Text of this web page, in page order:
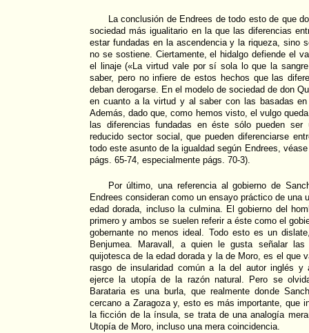
La conclusión de Endrees de todo esto de que
sociedad más igualitario en la que las diferencias
estar fundadas en la ascendencia y la riqueza, sino
no se sostiene. Ciertamente, el hidalgo defiende el
el linaje («La virtud vale por sí sola lo que la
saber, pero no infiere de estos hechos que las
deban derogarse. En el modelo de sociedad de don
en cuanto a la virtud y al saber con las basadas
Además, dado que, como hemos visto, el vulgo
las diferencias fundadas en éste sólo pueden
reducido sector social, que pueden diferenciarse
todo este asunto de la igualdad según Endrees,
págs. 65-74, especialmente págs. 70-3).
Por último, una referencia al gobierno de
Endrees consideran como un ensayo práctico de una
edad dorada, incluso la culmina. El gobierno del
primero y ambos se suelen referir a éste como el
gobernante no menos ideal. Todo esto es un
Benjumea. Maravall, a quien le gusta señalar
quijotesca de la edad dorada y la de Moro, es el que
rasgo de insularidad común a la del autor inglés y
ejerce la utopía de la razón natural. Pero se
Barataria es una burla, que realmente donde
cercano a Zaragoza y, esto es más importante, que
la ficción de la ínsula, se trata de una analogía
Utopía de Moro, incluso una mera coincidencia.